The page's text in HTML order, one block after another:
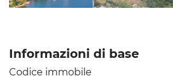
Informazioni di base
Codice immobile